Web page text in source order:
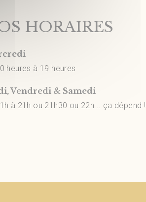
HORAIRES
heures à 19 heures
Vendredi & Samedi
à 21h ou 21h30 ou 22h... ça dépend !